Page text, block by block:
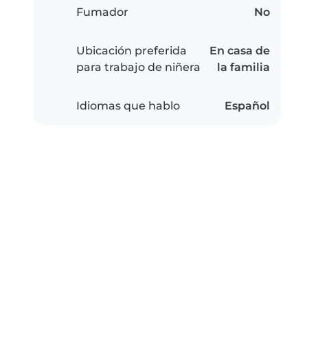
Fumador No
Ubicación preferida
para trabajo de niñera
En casa de
la familia
Idiomas que hablo Español